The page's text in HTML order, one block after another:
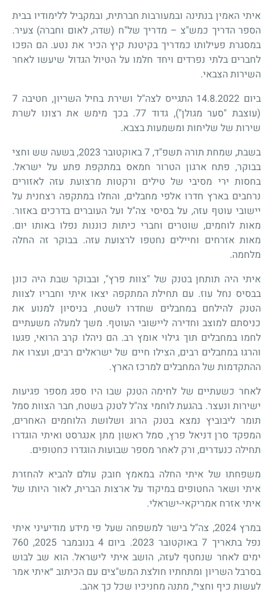
איתי האמין בנתינה ובמעורבות חברתית, ובמקביל ללימודיו בבית
הספר הדריך כמש"צ – מדריך של"ח (שדה, לאום וחברה) צעיר.
במסגרת פעילותו כמדריך בקיטנת קיץ הכיר את נטע. הם הפכו
לחברים בלתי נפרדים ויחד חלמו על הטיול הגדול שיעשו לאחר
השירות הצבאי.
ביום 14.8.2022 התגייס לצה"ל ושירת בחיל השריון, חטיבה 7
(עוצבת "סער מגולן"), גדוד 77. בכך מימש את רצונו לשרת
שירות של שליחות ומשמעות בצבא.
בשבת, שמחת תורה תשפ"ד, 7 באוקטובר 2023, בשעה שש וחצי
בבוקר, פתח ארגון הטרור חמאס במתקפת פתע על ישראל.
בחסות ירי מסיבי של טילים ורקטות מרצועת עזה לאזורים
נרחבים בארץ חדרו אלפי מחבלים, והחלו במתקפה רצחנית על
יישובי עוטף עזה, על בסיסי צה"ל ועל העוברים בדרכים באזור.
מאות לוחמים, שוטרים וחברי כיתות כוננות נפלו באותו יום.
מאות אזרחים וחיילים נחטפו לרצועת עזה. בבוקר זה החלה
מלחמה.
איתי היה תותחן בטנק של "צוות פרץ", ובבוקר שבת היה כונן
בבסיס נחל עוז. עם תחילת המתקפה יצאו איתי וחבריו לצוות
הטנק להילחם במחבלים שחדרו לשטח, בניסיון למנוע את
כניסתם למוצב וחדירה ליישובי העוטף. משך למעלה משעתיים
לחמו במחבלים תוך גילוי אומץ רב. הם ניהלו קרב הרואי, פגעו
והרגו במחבלים רבים, הצילו חיים של ישראלים רבים, ועצרו את
ההתקדמות של המחבלים למרכז הארץ.
לאחר כשעתיים של לחימה הטנק שבו היו ספג מספר פגיעות
ישירות ונעצר. בהגעת לוחמי צה"ל לטנק בשטח, חבר הצוות סמל
תומר ליבוביץ נמצא בטנק הרוג ושלושת הלוחמים האחרים,
המפקד סרן דניאל פרץ, סמל ראשון מתן אנגרסט ואיתי הוגדרו
תחילה כנעדרים, ורק לאחר מספר שבועות הוגדרו כחטופים.
משפחתו של איתי החלה במאמץ חובק עולם להביא להחזרת
איתי ושאר החטופים במיקוד על ארצות הברית, לאור היותו של
איתי אזרח אמריקאי-ישראלי.
במרץ 2024, צה"ל בישר למשפחה שעל פי מידע מודיעיני איתי
נפל בתאריך 7 באוקטובר 2023. ביום 4 בנובמבר 2025, 760
ימים לאחר שנחטף לעזה, הושב איתי לישראל. הוא שב לבוש
בסרבל השריון ומתחתיו חולצת המש"צים עם הכיתוב ״איתי אמר
לעשות כיף וחצי״, מתנה מחניכיו שכל כך אהב.